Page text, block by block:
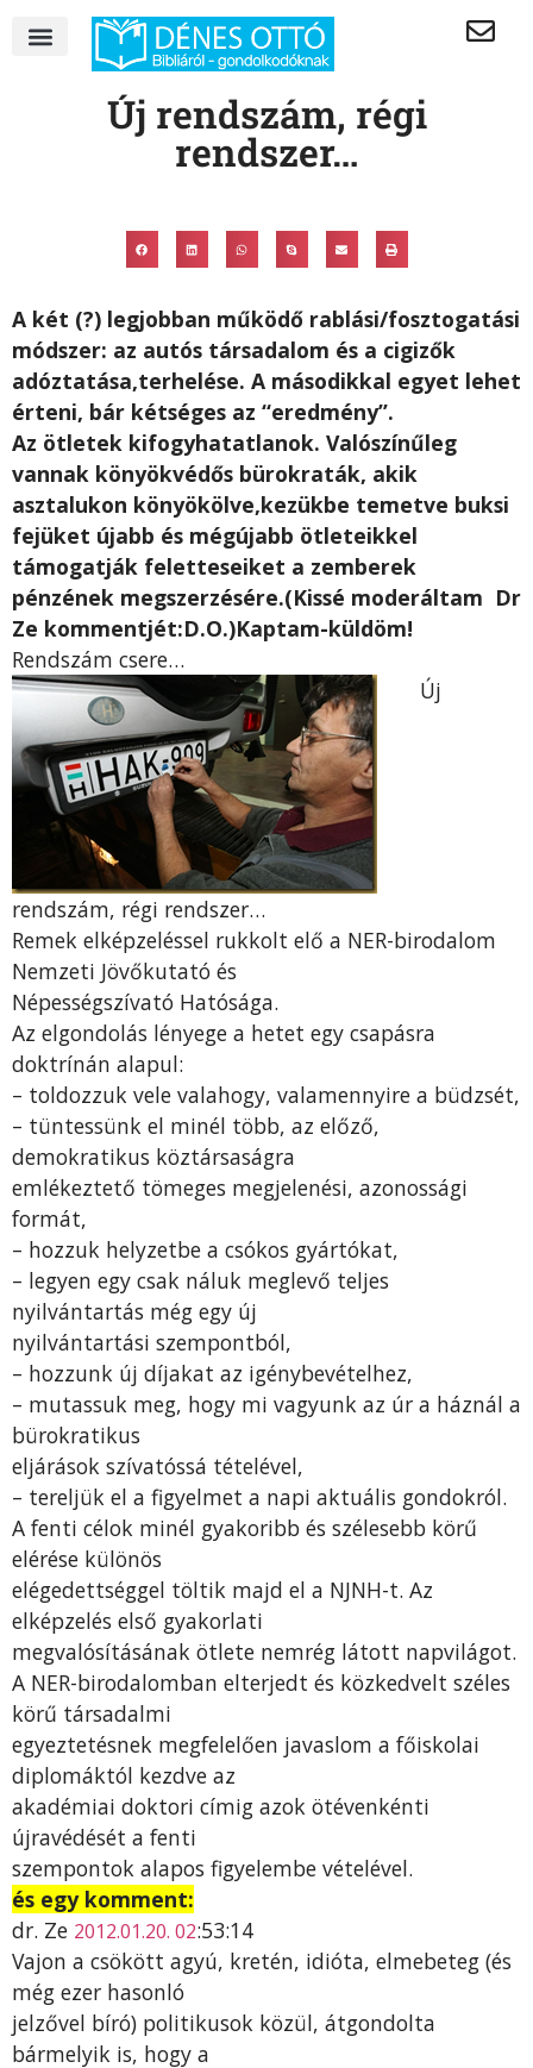
Új rendszám, régi
rendszer…
A két (?) legjobban működő rablási/fosztogatási
módszer: az autós társadalom és a cigizők
adóztatása,terhelése. A másodikkal egyet lehet
érteni, bár kétséges az “eredmény”.
Az ötletek kifogyhatatlanok. Valószínűleg
vannak könyökvédős bürokraták, akik
asztalukon könyökölve,kezükbe temetve buksi
fejüket újabb és mégújabb ötleteikkel
támogatják feletteseiket a zemberek
pénzének megszerzésére.(Kissé moderáltam Dr
Ze kommentjét:D.O.)Kaptam-küldöm!
Rendszám csere…
Új
rendszám, régi rendszer…
Remek elképzeléssel rukkolt elő a NER-birodalom
Nemzeti Jövőkutató és
Népességszívató Hatósága.
Az elgondolás lényege a hetet egy csapásra
doktrínán alapul:
– toldozzuk vele valahogy, valamennyire a büdzsét,
– tüntessünk el minél több, az előző,
demokratikus köztársaságra
emlékeztető tömeges megjelenési, azonossági
formát,
– hozzuk helyzetbe a csókos gyártókat,
– legyen egy csak náluk meglevő teljes
nyilvántartás még egy új
nyilvántartási szempontból,
– hozzunk új díjakat az igénybevételhez,
– mutassuk meg, hogy mi vagyunk az úr a háznál a
bürokratikus
eljárások szívatóssá tételével,
– tereljük el a figyelmet a napi aktuális gondokról.
A fenti célok minél gyakoribb és szélesebb körű
elérése különös
elégedettséggel töltik majd el a NJNH-t. Az
elképzelés első gyakorlati
megvalósításának ötlete nemrég látott napvilágot.
A NER-birodalomban elterjedt és közkedvelt széles
körű társadalmi
egyeztetésnek megfelelően javaslom a főiskolai
diplomáktól kezdve az
akadémiai doktori címig azok ötévenkénti
újravédését a fenti
szempontok alapos figyelembe vételével.
és egy komment:
dr. Ze 2012.01.20. 02:53:14
Vajon a csökött agyú, kretén, idióta, elmebeteg (és
még ezer hasonló
jelzővel bíró) politikusok közül, átgondolta
bármelyik is, hogy a